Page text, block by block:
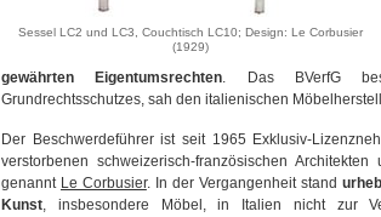
Sessel LC2 und LC3, Couchtisch LC10; Design: Le Corbusier
(1929)
gewährten Eigentumsrechten. Das BVerfG
Grundrechtsschutzes, sah den italienischen
Der Beschwerdeführer ist seit 1965 Exklusiv-
verstorbenen schweizerisch-französischen
genannt Le Corbusier. In der Vergangenheit stand
Kunst, insbesondere Möbel, in Italien nicht zur